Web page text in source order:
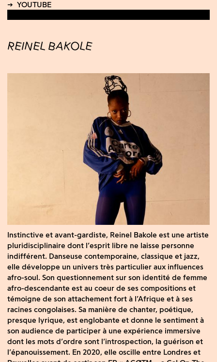
REINEL BAKOLE
Instinctive et avant-gardiste, Reinel Bakole est une artiste
pluridisciplinaire dont l’esprit libre ne laisse personne
indifférent. Danseuse contemporaine, classique et jazz,
elle développe un univers très particulier aux influences
afro-soul. Son questionnement sur son identité de femme
afro-descendante est au coeur de ses compositions et
témoigne de son attachement fort à l’Afrique et à ses
racines congolaises. Sa manière de chanter, poétique,
presque lyrique, est englobante et donne le sentiment à
son audience de participer à une expérience immersive
dont les mots d’ordre sont l’introspection, la guérison et
l’épanouissement. En 2020, elle oscille entre Londres et